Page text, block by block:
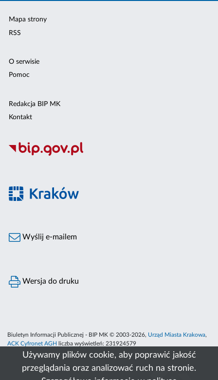
Używamy plików cookie, aby poprawić jakość
przeglądania oraz analizować ruch na stronie.
Mapa strony
RSS
O serwisie
Pomoc
Redakcja BIP MK
Kontakt
Wyślij e-mailem
Wersja do druku
Biuletyn Informacji Publicznej - BIP MK © 2003-2026, Urząd Miasta Krakowa,
ACK Cyfronet AGH
liczba wyświetleń: 231924579